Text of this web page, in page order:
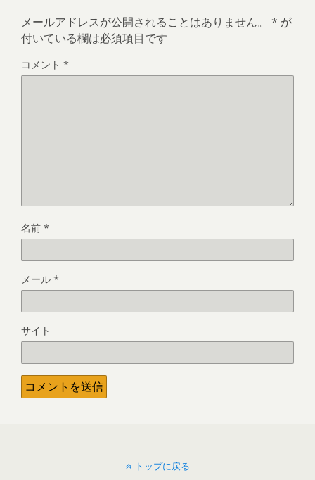
メールアドレスが公開されることはありません。 * が
付いている欄は必須項目です
コメント *
名前 *
メール *
サイト
トップに戻る